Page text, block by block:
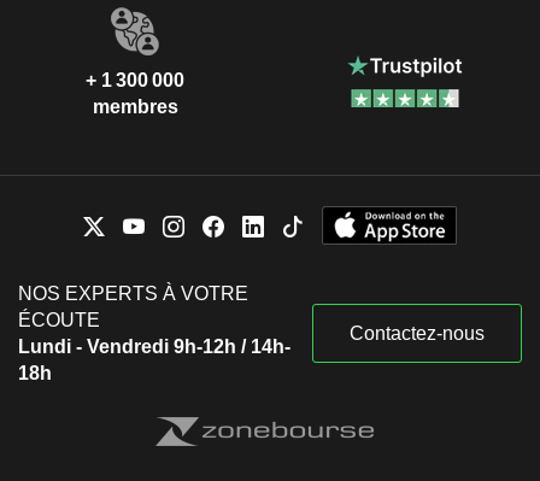
+ 1 300 000
membres
NOS EXPERTS À VOTRE
ÉCOUTE
Lundi - Vendredi 9h-12h / 14h-
18h
Contactez-nous